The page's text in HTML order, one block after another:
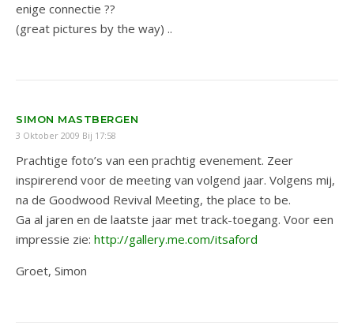
enige connectie ??
(great pictures by the way) ..
SIMON MASTBERGEN
3 Oktober 2009 Bij 17:58
Prachtige foto’s van een prachtig evenement. Zeer
inspirerend voor de meeting van volgend jaar. Volgens mij,
na de Goodwood Revival Meeting, the place to be.
Ga al jaren en de laatste jaar met track-toegang. Voor een
impressie zie: http://gallery.me.com/itsaford
Groet, Simon